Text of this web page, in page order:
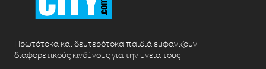
Πρωτότοκα και δευτερότοκα παιδιά εμφανίζουν
διαφορετικούς κινδύνους για την υγεία τους